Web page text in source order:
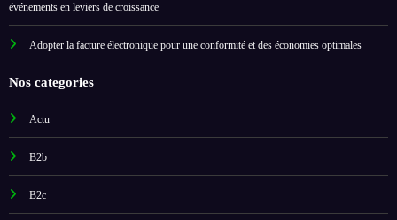
événements en leviers de croissance
Adopter la facture électronique pour une conformité et des économies optimales
Nos categories
Actu
B2b
B2c